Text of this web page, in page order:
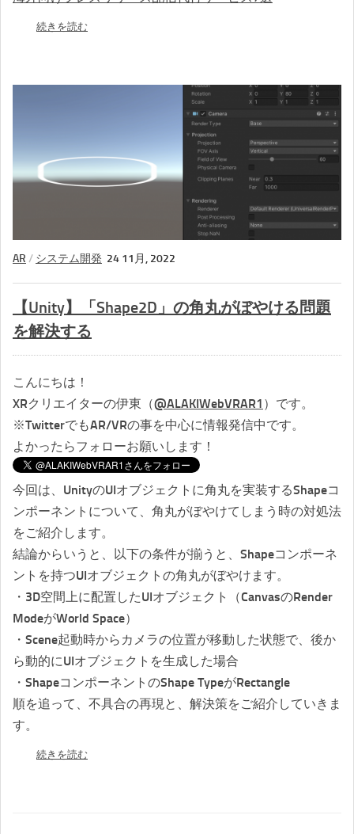
続きを読む
AR / システム開発 24 11月, 2022
【Unity】「Shape2D」の角丸がぼやける問題
を解決する
こんにちは！
XRクリエイターの伊東（@ALAKIWebVRAR1 ）です。
※TwitterでもAR/VRの事を中心に情報発信中です。
よかったらフォローお願いします！
今回は、UnityのUIオブジェクトに角丸を実装するShapeコ
ンポーネントについて、角丸がぼやけてしまう時の対処法
をご紹介します。
結論からいうと、以下の条件が揃うと、Shapeコンポーネ
ントを持つUIオブジェクトの角丸がぼやけます。
・3D空間上に配置したUIオブジェクト（CanvasのRender
ModeがWorld Space）
・Scene起動時からカメラの位置が移動した状態で、後か
ら動的にUIオブジェクトを生成した場合
・ShapeコンポーネントのShape TypeがRectangle
順を追って、不具合の再現と、解決策をご紹介していきま
す。
続きを読む